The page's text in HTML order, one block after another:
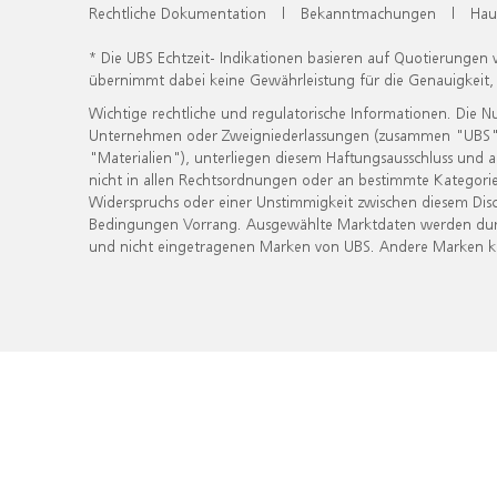
Rechtliche Dokumentation | Bekanntmachungen |
* Die UBS Echtzeit- Indikationen basieren auf
übernimmt dabei keine Gewährleistung für die
Wichtige rechtliche und regulatorische Informationen. Die
Unternehmen oder Zweigniederlassungen (zusammen
"Materialien"), unterliegen diesem Haftungsausschluss
nicht in allen Rechtsordnungen oder an bestimmte
Widerspruchs oder einer Unstimmigkeit zwischen diesem
Bedingungen Vorrang. Ausgewählte Marktdaten werden
und nicht eingetragenen Marken von UBS. Andere Marken